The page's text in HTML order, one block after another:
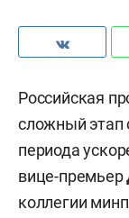
Российская
сложный этап
периода
вице-премьер
коллегии